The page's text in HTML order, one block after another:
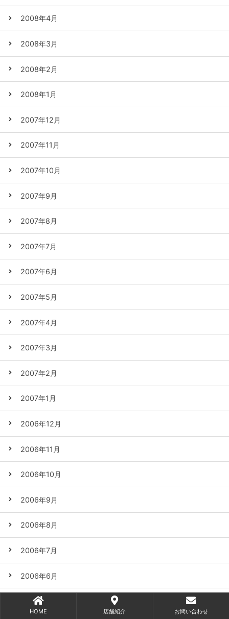
2008年4月
2008年3月
2008年2月
2008年1月
2007年12月
2007年11月
2007年10月
2007年9月
2007年8月
2007年7月
2007年6月
2007年5月
2007年4月
2007年3月
2007年2月
2007年1月
2006年12月
2006年11月
2006年10月
2006年9月
2006年8月
2006年7月
2006年6月
2006年5月
HOME 店舗紹介 お問い合わせ